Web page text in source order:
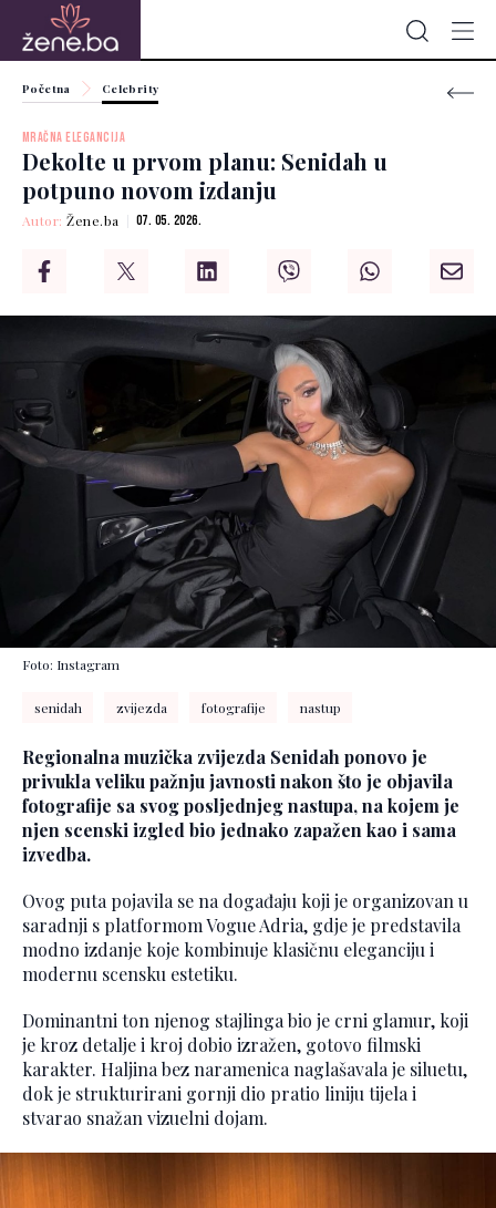
Početna Celebrity
MRAČNA ELEGANCIJA
Dekolte u prvom planu: Senidah u
potpuno novom izdanju
Autor:Žene.ba 07. 05. 2026.
Foto: Instagram
senidah zvijezda fotografije nastup
Regionalna muzička zvijezda Senidah ponovo je
privukla veliku pažnju javnosti nakon što je objavila
fotografije sa svog posljednjeg nastupa, na kojem je
njen scenski izgled bio jednako zapažen kao i sama
izvedba.
Ovog puta pojavila se na događaju koji je organizovan u
saradnji s platformom Vogue Adria, gdje je predstavila
modno izdanje koje kombinuje klasičnu eleganciju i
modernu scensku estetiku.
Dominantni ton njenog stajlinga bio je crni glamur, koji
je kroz detalje i kroj dobio izražen, gotovo filmski
karakter. Haljina bez naramenica naglašavala je siluetu,
dok je strukturirani gornji dio pratio liniju tijela i
stvarao snažan vizuelni dojam.